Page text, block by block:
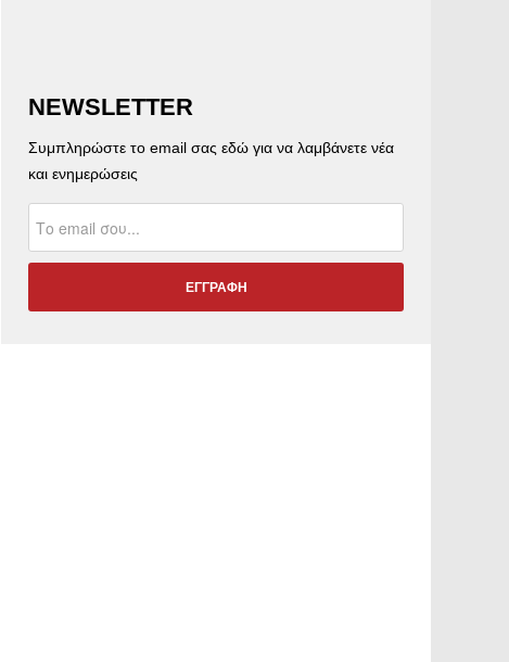
NEWSLETTER
Συμπληρώστε το email σας εδώ για να λαμβάνετε νέα
και ενημερώσεις